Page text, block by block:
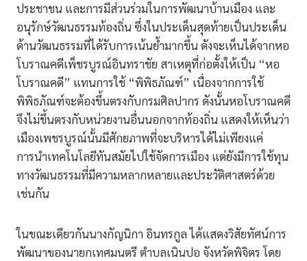
ประชาชน และการมีส่วนร่วมในการพัฒนาบ้านเมือง และ
อนุรักษ์วัฒนธรรมท้องถิ่น ซึ่งในประเด็นสุดท้ายเป็นประเด็น
ด้านวัฒนธรรมที่ได้รับการเน้นย้ำมากขึ้น ดังจะเห็นได้จากหอ
โบราณคดีเพ็ชรบูรณ์อินทราชัย สาเหตุที่ก่อตั้งให้เป็น “หอ
โบราณคดี” แทนการใช้ “พิพิธภัณฑ์” เนื่องจากการใช้
พิพิธภัณฑ์จะต้องขึ้นตรงกับกรมศิลปากร ดังนั้นหอโบราณคดี
จึงไม่ขึ้นตรงกับหน่วยงานอื่นนอกจากท้องถิ่น แสดงให้เห็นว่า
เมืองเพชรบูรณ์นั้นมีศักยภาพที่จะบริหารได้ไม่เพียงแค่
การนำเทคโนโลยีทันสมัยไปใช้จัดการเมือง แต่ยังมีการใช้ทุน
ทางวัฒนธรรมที่มีความหลากหลายและประวัติศาสตร์ด้วย
เช่นกัน
ในขณะเดียวกันนางกัญนิกา อินทรกูล ได้แสดงวิสัยทัศน์การ
พัฒนาของนายกเทศมนตรี ตําบลเนินปอ จังหวัดพิจิตร โดย